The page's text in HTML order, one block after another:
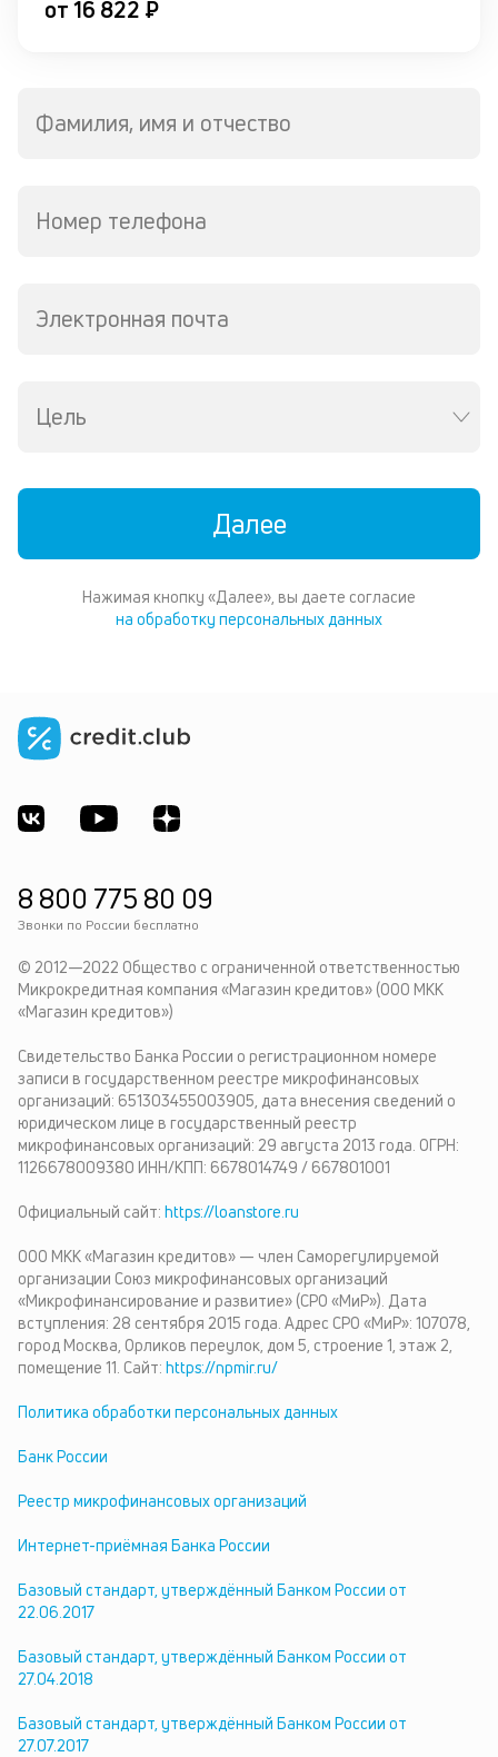
от 16 822 ₽
Фамилия, имя и отчество
Номер телефона
Электронная почта
Цель
Далее
Нажимая кнопку «Далее», вы даете согласие
на обработку персональных данных
8 800 775 80 09
Звонки по России бесплатно
© 2012—2022 Общество с ограниченной ответственностью
Микрокредитная компания «Магазин кредитов» (ООО МКК
«Магазин кредитов»)
Свидетельство Банка России о регистрационном номере
записи в государственном реестре микрофинансовых
организаций: 651303455003905, дата внесения сведений о
юридическом лице в государственный реестр
микрофинансовых организаций: 29 августа 2013 года. ОГРН:
1126678009380 ИНН/КПП: 6678014749 / 667801001
Официальный сайт: https://loanstore.ru
ООО МКК «Магазин кредитов» — член Саморегулируемой
организации Союз микрофинансовых организаций
«Микрофинансирование и развитие» (СРО «МиР»). Дата
вступления: 28 сентября 2015 года. Адрес СРО «МиР»: 107078,
город Москва, Орликов переулок, дом 5, строение 1, этаж 2,
помещение 11. Сайт: https://npmir.ru/
Политика обработки персональных данных
Банк России
Реестр микрофинансовых организаций
Интернет-приёмная Банка России
Базовый стандарт, утверждённый Банком России от
22.06.2017
Базовый стандарт, утверждённый Банком России от
27.04.2018
Базовый стандарт, утверждённый Банком России от
27.07.2017